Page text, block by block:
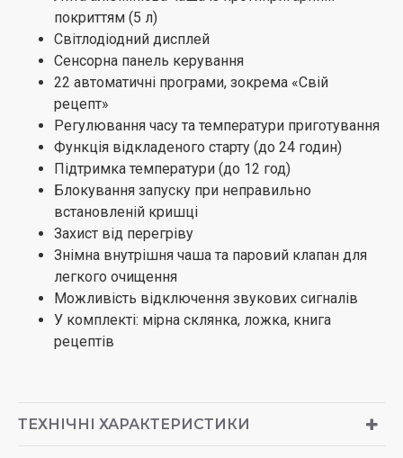
покриттям (5 л)
Світлодіодний дисплей
Сенсорна панель керування
22 автоматичні програми, зокрема «Свій
рецепт»
Регулювання часу та температури приготування
Функція відкладеного старту (до 24 годин)
Підтримка температури (до 12 год)
Блокування запуску при неправильно
встановленій кришці
Захист від перегріву
Знімна внутрішня чаша та паровий клапан для
легкого очищення
Можливість відключення звукових сигналів
У комплекті: мірна склянка, ложка, книга
рецептів
ТЕХНІЧНІ ХАРАКТЕРИСТИКИ